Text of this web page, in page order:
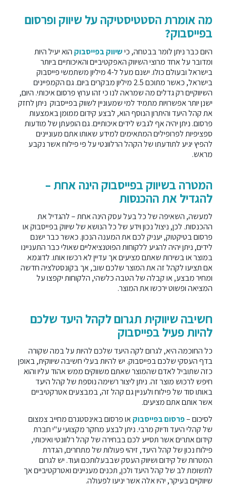
מה אומרת הסטטיסטיקה על שיווק ופרסום
בפייסבוק?
היום כבר ניתן לומר בבטחה, כישיווק בפייסבוק הוא יעיל היות
ומדובר על אחד מרוצי השיווק האפקטיביים והאיכותיים ביותר
בישראל ובעולם כולו. ישנם מעל ל-4 מיליון משתמשי פייסבוק
בישראל, כאשר מתוכם 2.5 מיליון מבקרים ביום. גם הקמפיינים
השיווקיים רק גדלים מה שמראה לנו כי זהו ערוץ פרסום איכותי. היום,
ישנן יותר אפשרויות מתמיד למי שמעוניין לשווק בפייסבוק ניתן לחזק
את קהל היעד והיתרון הנוסף הוא, לבצע קידום ממומן באמצעות
פרסום. ניתן יהיה אף לגבש לידים איכותיים. גם הופעתן של מודעות
ספציפיות לפרופילים המתאימים למידע שאותו אתם מעוניינים
להפיץ יגיע לתודעתו של הקהל הרלוונטי על פי פילוח אשר נקבע
מראש.
המטרה בשיווק בפייסבוק הינה אחת –
להגדיל את ההכנסות
למעשה, השאיפה של כל בעל עסק הינה אחת – להגדיל את
ההכנסות. לכן, ניצול נכון וידע של כל הנושא שלשיווק בפייסבוק או
פרסום בטיקטוק, יעניק לכם את המענה הנכון. כאשר כבר ישנם
לידים, ניתן יהיה להגיע ללקוחות הפוטנציאליים שאולי כבר התעניינו
במוצר או בשירות שאתם מציעים אך עדיין לא רכשו אותו. לדוגמא
אם תציעו לקהל זה את המוצר שלכם שוב, אך בקונסטלציה חדשה
ומחיר מבצע, או קבלה של הטבה כלשהי, הלקוחות יקפצו על
המציאה ופשוט ירכשו את המוצר.
חשיבה שיווקית תגרום לקהל היעד שלכם
להיות פעיל בפייסבוק
כל החוכמה היא, לגרום לקה היעד שלכם להיות על במה שקורה
בדף העסקי שלכם בפייסבוק. יש להיות בעלי חשיבה שיווקית, באופן
כזה שתוביל לאדם שהמוצר שאתם משווקים ממש אהוד עליו והוא
חיפש לרכוש מוצר זה. ניתן ליצור רשימה נוספת של קהל היעד
באותו סוד של פילוח ולעניין גם קהל זה, במבצעים אטרקטיביים
אשר אותם אתם מציעים.
לסיכום –פרסום בפייסבוקאופרסום באינסטגרםמחייב צמצום
של קהלי היעד ודיוק מרבי. ניתן לבצע מחקר מקצועי ע"י חברת
קידום אתרים אשר תסייע לכם בבחירה של קהל רלוונטי ואיכותי,
פילוח נכון של קהל היעד, זיהוי פעולות של מתחרים, הגדרת
המטרות של קידום ושיווק העסק שבבעלותכם ועוד. יש לגרום
לתשומת לב של קהל היעד ולכן, תכנים מעניינים ואטרקטיביים אך
שיווקיים בעיקר, יהיו אלה אשר יניעו לפעולה.